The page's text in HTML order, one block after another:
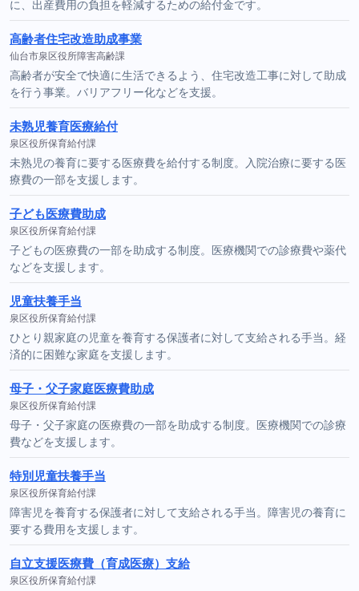
に、出産費用の負担を軽減するための給付金です。
高齢者住宅改造助成事業
仙台市泉区役所障害高齢課
高齢者が安全で快適に生活できるよう、住宅改造工事に対して助成
を行う事業。バリアフリー化などを支援。
未熟児養育医療給付
泉区役所保育給付課
未熟児の養育に要する医療費を給付する制度。入院治療に要する医
療費の一部を支援します。
子ども医療費助成
泉区役所保育給付課
子どもの医療費の一部を助成する制度。医療機関での診療費や薬代
などを支援します。
児童扶養手当
泉区役所保育給付課
ひとり親家庭の児童を養育する保護者に対して支給される手当。経
済的に困難な家庭を支援します。
母子・父子家庭医療費助成
泉区役所保育給付課
母子・父子家庭の医療費の一部を助成する制度。医療機関での診療
費などを支援します。
特別児童扶養手当
泉区役所保育給付課
障害児を養育する保護者に対して支給される手当。障害児の養育に
要する費用を支援します。
自立支援医療費（育成医療）支給
泉区役所保育給付課